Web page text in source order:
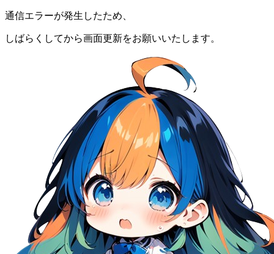
通信エラーが発生したため、
しばらくしてから画面更新をお願いいたします。